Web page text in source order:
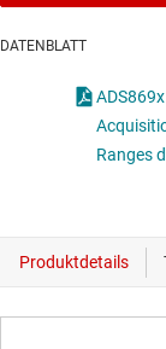
DATENBLATT
Ranges